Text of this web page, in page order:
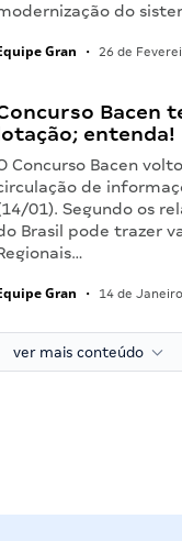
do
Gran • 26 de
Bacen
entenda!
Concurso Bacen
de
01). Segundo os
Brasil pode trazer
Gran • 14 de Janeiro
ver mais conteúdo